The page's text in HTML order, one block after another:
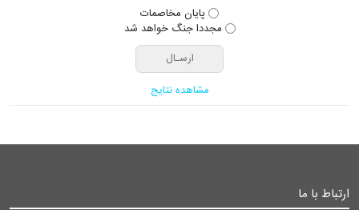
پایان مخاصمات
مجددا جنگ خواهد شد
مشاهده نتایج
ارتباط با ما